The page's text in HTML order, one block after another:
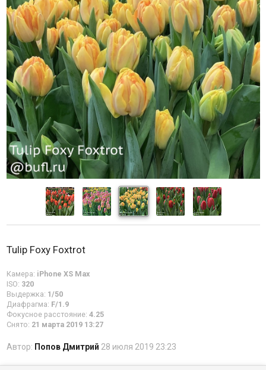
Tulip Foxy Foxtrot
Камера: iPhone XS Max
ISO: 320
Выдержка: 1/50
Диафрагма: F/1.9
Фокусное расстояние: 4.25
Снято: 21 марта 2019 13:27
Автор: Попов Дмитрий 28 июля 2019 23:23